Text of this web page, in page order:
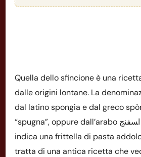
Quella dello sfincione è una
dalle origini lontane. La
dal latino spongia e dal greco
“spugna”, oppure dall’arabo ﺍﺴﻔﻨﺞ isfanǧ col quale si
indica una frittella di pasta
tratta di una antica ricetta che